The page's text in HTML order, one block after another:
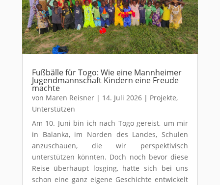
Fußbälle für Togo: Wie eine Mannheimer
Jugendmannschaft Kindern eine Freude
machte
von Maren Reisner| 14. Juli 2026| Projekte,
Unterstützen
Am 10. Juni bin ich nach Togo gereist, um mir
in Balanka, im Norden des Landes, Schulen
anzuschauen, die wir perspektivisch
unterstützen könnten. Doch noch bevor diese
Reise überhaupt losging, hatte sich bei uns
schon eine ganz eigene Geschichte entwickelt